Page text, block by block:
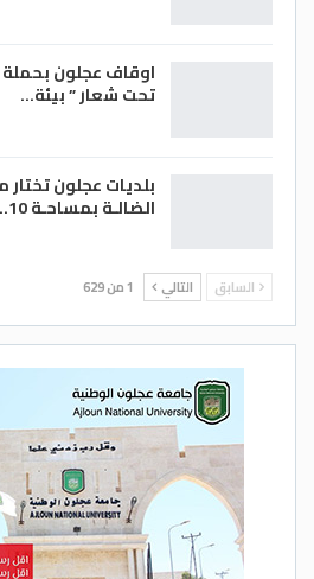
اوقاف عجلون
تحت شعار ” بيئة…
بلديات عجلون
الضالـة بمساحـة 10…
السابق التالي 1 من 629